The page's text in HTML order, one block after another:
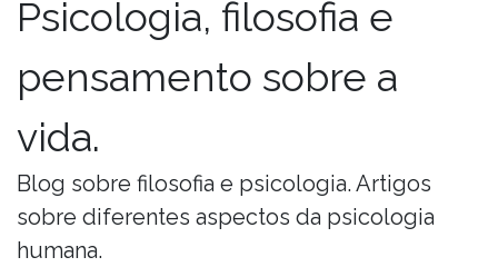
Psicologia, filosofia e
pensamento sobre a
vida.
Blog sobre filosofia e psicologia. Artigos
sobre diferentes aspectos da psicologia
humana.